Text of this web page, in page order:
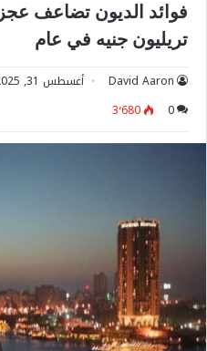
تريليون جنيه في عام
David Aaron أغسطس 31, 2025
0
3٬680